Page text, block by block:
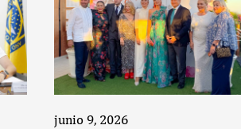
junio 9, 2026